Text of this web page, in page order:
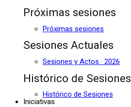
Próximas sesiones
Próximas sesiones
Sesiones Actuales
Sesiones y Actos · 2026
Histórico de Sesiones
Histórico de Sesiones
Iniciativas